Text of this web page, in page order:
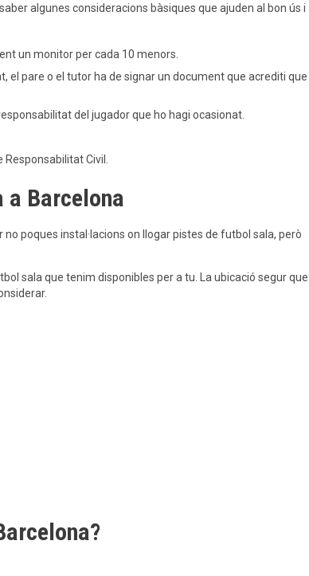
algunes consideracions bàsiques que ajuden al bon ús i
un monitor per cada 10 menors.
el pare o el tutor ha de signar un document que acrediti
del jugador que ho hagi ocasionat.
Civil.
Barcelona
poques instal·lacions on llogar pistes de futbol sala, però
sala que tenim disponibles per a tu. La ubicació segur que